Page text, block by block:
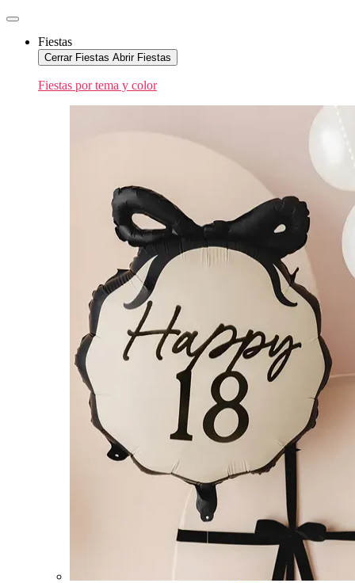
Fiestas
Cerrar Fiestas Abrir Fiestas
Fiestas por tema y color